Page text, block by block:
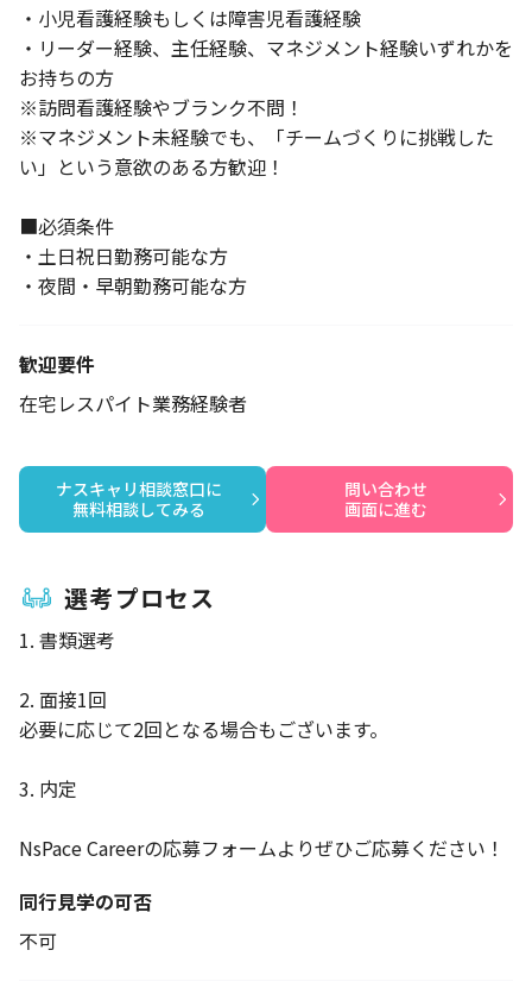
・小児看護経験もしくは障害児看護経験
・リーダー経験、主任経験、マネジメント経験いずれかを
お持ちの方
※訪問看護経験やブランク不問！
※マネジメント未経験でも、「チームづくりに挑戦した
い」という意欲のある方歓迎！
■必須条件
・土日祝日勤務可能な方
・夜間・早朝勤務可能な方
歓迎要件
在宅レスパイト業務経験者
ナスキャリ相談窓口に
無料相談してみる
問い合わせ
画面に進む
選考プロセス
1. 書類選考
2. 面接1回
必要に応じて2回となる場合もございます。
3. 内定
NsPace Careerの応募フォームよりぜひご応募ください！
同行見学の可否
不可